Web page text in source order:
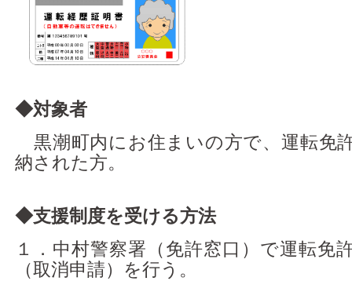
◆対象者
黒潮町内にお住まいの方で、運転免
納された方。
◆支援制度を受ける方法
１．中村警察署（免許窓口）で運転免
（取消申請）を行う。